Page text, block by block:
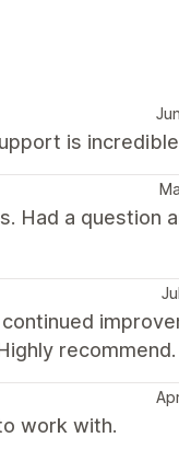
is
Had a question
recommend.
work with.